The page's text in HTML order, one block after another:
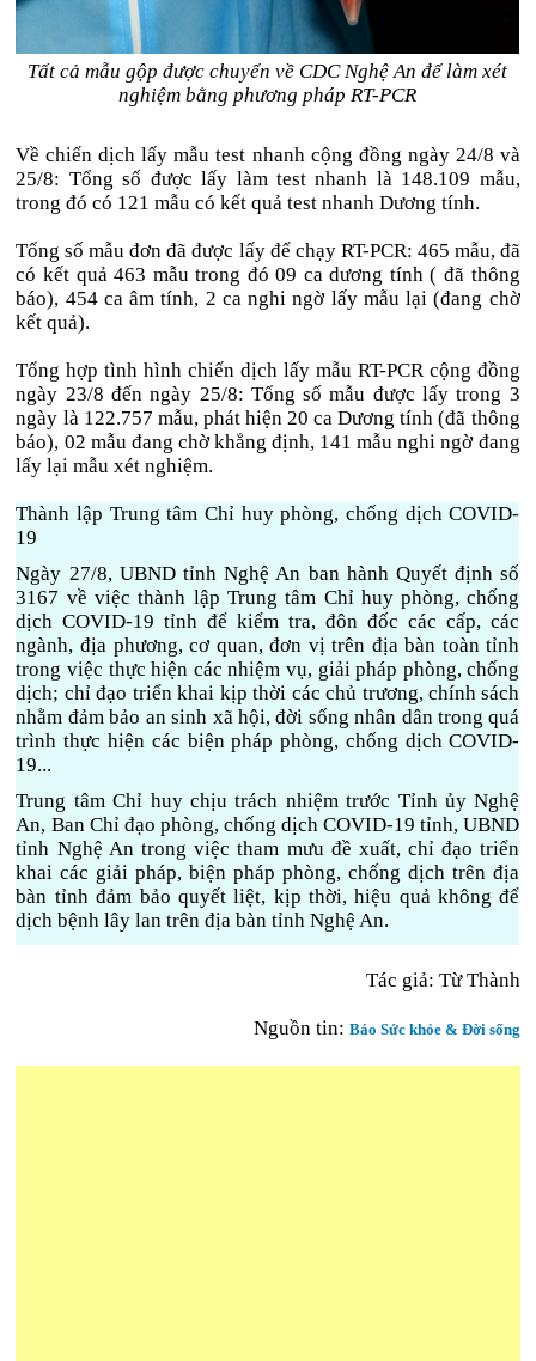
Tất cả mẫu gộp được chuyển về CDC Nghệ An để làm xét
nghiệm bằng phương pháp RT-PCR
Về chiến dịch lấy mẫu test nhanh cộng đồng ngày 24/8 và
25/8: Tổng số được lấy làm test nhanh là 148.109 mẫu,
trong đó có 121 mẫu có kết quả test nhanh Dương tính.
Tổng số mẫu đơn đã được lấy để chạy RT-PCR: 465 mẫu, đã
có kết quả 463 mẫu trong đó 09 ca dương tính ( đã thông
báo), 454 ca âm tính, 2 ca nghi ngờ lấy mẫu lại (đang chờ
kết quả).
Tổng hợp tình hình chiến dịch lấy mẫu RT-PCR cộng đồng
ngày 23/8 đến ngày 25/8: Tổng số mẫu được lấy trong 3
ngày là 122.757 mẫu, phát hiện 20 ca Dương tính (đã thông
báo), 02 mẫu đang chờ khẳng định, 141 mẫu nghi ngờ đang
lấy lại mẫu xét nghiệm.
Thành lập Trung tâm Chỉ huy phòng, chống dịch COVID-
19
Ngày 27/8, UBND tỉnh Nghệ An ban hành Quyết định số
3167 về việc thành lập Trung tâm Chỉ huy phòng, chống
dịch COVID-19 tỉnh để kiểm tra, đôn đốc các cấp, các
ngành, địa phương, cơ quan, đơn vị trên địa bàn toàn tỉnh
trong việc thực hiện các nhiệm vụ, giải pháp phòng, chống
dịch; chỉ đạo triển khai kịp thời các chủ trương, chính sách
nhằm đảm bảo an sinh xã hội, đời sống nhân dân trong quá
trình thực hiện các biện pháp phòng, chống dịch COVID-
19...
Trung tâm Chỉ huy chịu trách nhiệm trước Tỉnh ủy Nghệ
An, Ban Chỉ đạo phòng, chống dịch COVID-19 tỉnh, UBND
tỉnh Nghệ An trong việc tham mưu đề xuất, chỉ đạo triển
khai các giải pháp, biện pháp phòng, chống dịch trên địa
bàn tỉnh đảm bảo quyết liệt, kịp thời, hiệu quả không để
dịch bệnh lây lan trên địa bàn tỉnh Nghệ An.
Tác giả: Từ Thành
Nguồn tin: Báo Sức khỏe & Đời sống